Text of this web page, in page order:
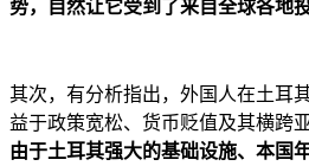
势，自然让它受到了来自全球各地
其次，有分析指出，外国人在土耳
益于政策宽松、货币贬值及其横跨
由于土耳其强大的基础设施、本国